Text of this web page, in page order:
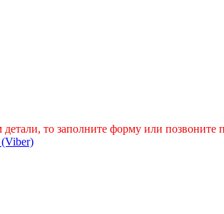
то заполните форму или